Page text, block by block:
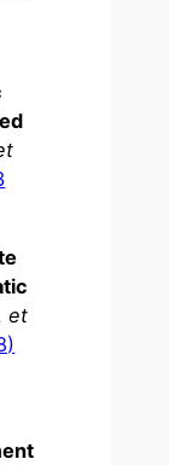
et